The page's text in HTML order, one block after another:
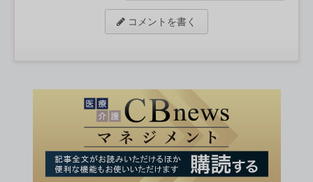
コメントを書く